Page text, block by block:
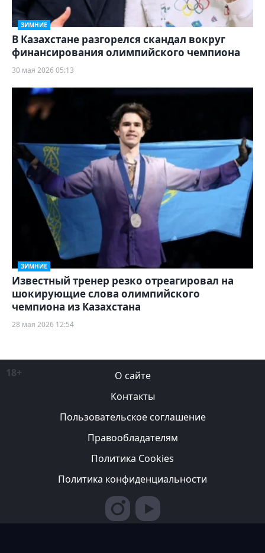
ЗИМНИЕ
В Казахстане разгорелся скандал вокруг
финансирования олимпийского чемпиона
30 мая 2026 05:13
ЗИМНИЕ
Известный тренер резко отреагировал на
шокирующие слова олимпийского
чемпиона из Казахстана
28 мая 2026 12:54
18+
О сайте
Контакты
Пользовательское соглашение
Правообладателям
Политика Cookies
Политика конфиденциальности